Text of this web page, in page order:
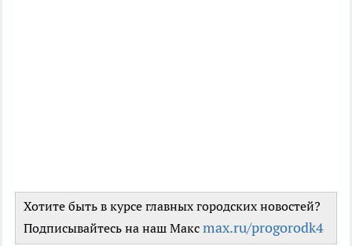
Хотите быть в курсе главных городских новостей?
Подписывайтесь на наш Mакс max.ru/progorodk4